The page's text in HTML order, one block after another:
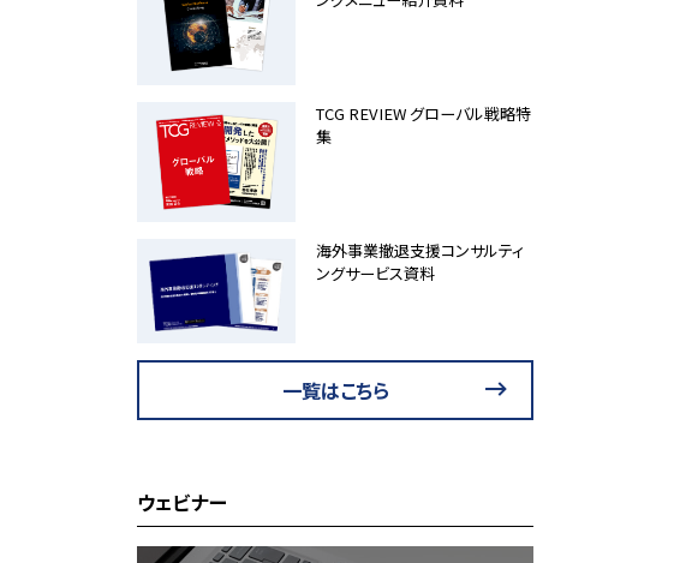
TCG REVIEW グローバル戦略特
集
海外事業撤退支援コンサルティ
ングサービス資料
一覧はこちら
ウェビナー